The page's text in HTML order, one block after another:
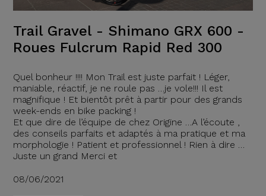
Trail Gravel - Shimano GRX 600 -
Roues Fulcrum Rapid Red 300
Quel bonheur !!!! Mon Trail est juste parfait ! Léger,
maniable, réactif, je ne roule pas …je vole!!! Il est
magnifique ! Et bientôt prêt à partir pour des grands
week-ends en bike packing !
Et que dire de l’équipe de chez Origine …A l’écoute ,
des conseils parfaits et adaptés à ma pratique et ma
morphologie ! Patient et professionnel ! Rien à dire …
Juste un grand Merci et
08/06/2021